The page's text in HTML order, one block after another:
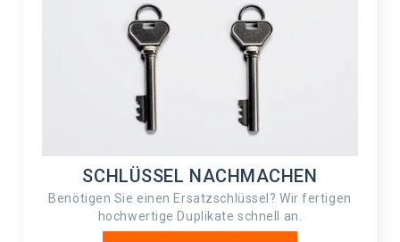
SCHLÜSSEL NACHMACHEN
Benötigen Sie einen Ersatzschlüssel? Wir fertigen
hochwertige Duplikate schnell an.